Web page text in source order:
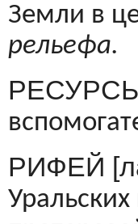
Земли в
рельефа.
РИФЕЙ